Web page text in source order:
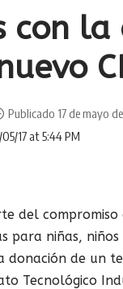
con
17 at 5:44 PM
Publicado 17 de mayo
del
para niñas,
donación de un
Tecnológico